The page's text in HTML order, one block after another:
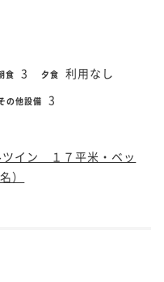
食 3 夕食 利用なし
の他設備 3
ツイン １７平米・ベッ
）